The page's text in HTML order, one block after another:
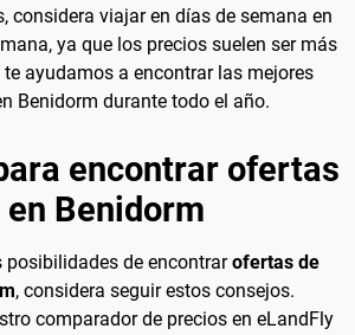
considera viajar en días de semana en
ya que los precios suelen ser más
te ayudamos a encontrar las mejores
Benidorm durante todo el año.
encontrar ofertas
Benidorm
posibilidades de encontrarofertas de
, considera seguir estos consejos.
comparador de precios en eLandFly